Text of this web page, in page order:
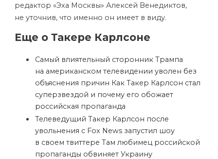
редактор «Эха Москвы» Алексей Венедиктов,
не уточнив, что именно он имеет в виду.
Еще о Такере Карлсоне
Самый влиятельный сторонник Трампа
на американском телевидении уволен без
объяснения причин Как Такер Карлсон стал
суперзвездой и почему его обожает
российская пропаганда
Телеведущий Такер Карлсон после
увольнения с Fox News запустил шоу
в своем твиттере Там любимец российской
пропаганды обвиняет Украину